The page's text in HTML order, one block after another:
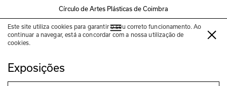
Círculo de Artes Plásticas de Coimbra
Este site utiliza cookies para garantir o seu correto funcionamento. Ao
continuar a navegar, está a concordar com a nossa utilização de
cookies.
Micael Silva
Exposições